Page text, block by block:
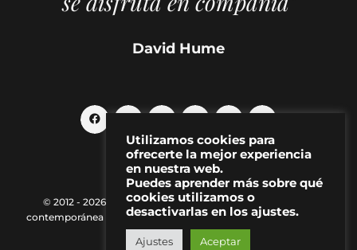
David Hume
© 2012 - 2026 MAKMA | Revista de artes visuales y cultura
contemporánea |
Política de Privacidad| Aviso Legal|Contacto
Utilizamos cookies para
ofrecerte la mejor experiencia
en nuestra web.
Puedes aprender más sobre qué
cookies utilizamos o
desactivarlas en los ajustes.
Ajustes Aceptar